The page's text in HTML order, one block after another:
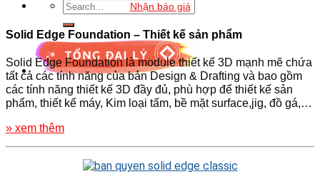
Nhận báo giá
Solid Edge Foundation – Thiết kế sản phẩm
Solid Edge Foundation là module thiết kế 3D mạnh mẽ chứa
tất cả các tính năng của bản Design & Drafting và bao gồm
các tính năng thiết kế 3D đầy đủ, phù hợp để thiết kế sản
phẩm, thiết kế máy, Kim loại tấm, bề mặt surface,jig, đồ gá,…
» xem thêm